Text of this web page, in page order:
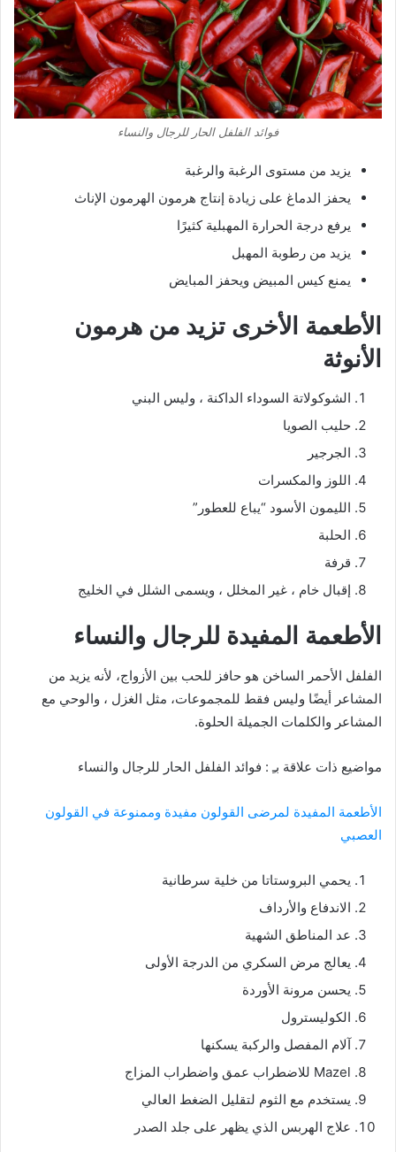
فوائد الفلفل الحار للرجال والنساء
يزيد من مستوى الرغبة والرغبة
يحفز الدماغ على زيادة إنتاج هرمون الهرمون الإناث
يرفع درجة الحرارة المهبلية كثيرًا
يزيد من رطوبة المهبل
يمنع كيس المبيض ويحفز المبايض
الأطعمة الأخرى تزيد من هرمون
الأنوثة
الشوكولاتة السوداء الداكنة ، وليس البني
حليب الصويا
الجرجير
اللوز والمكسرات
الليمون الأسود “يباع للعطور”
الحلبة
قرفة
إقبال خام ، غير المخلل ، ويسمى الشلل في الخليج
الأطعمة المفيدة للرجال والنساء
الفلفل الأحمر الساخن هو حافز للحب بين الأزواج، لأنه يزيد من
المشاعر أيضًا وليس فقط للمجموعات، مثل الغزل ، والوحي مع
المشاعر والكلمات الجميلة الحلوة.
مواضيع ذات علاقة بـِ : فوائد الفلفل الحار للرجال والنساء
الأطعمة المفيدة لمرضى القولون مفيدة وممنوعة في القولون
العصبي
يحمي البروستاتا من خلية سرطانية
الاندفاع والأرداف
عد المناطق الشهية
يعالج مرض السكري من الدرجة الأولى
يحسن مرونة الأوردة
الكوليسترول
آلام المفصل والركبة يسكنها
Mazel للاضطراب عمق واضطراب المزاج
يستخدم مع الثوم لتقليل الضغط العالي
علاج الهربس الذي يظهر على جلد الصدر